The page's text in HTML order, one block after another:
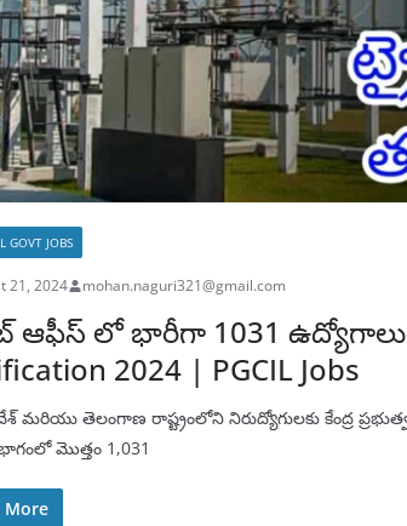
GOVT JOBS
21, 2024 mohan.naguri321@gmail.com
ఆఫీస్ లో భారీగా 1031 ఉద్యోగాలు
2024 | PGCIL Jobs
మరియు తెలంగాణ రాష్ట్రంలోని నిరుద్యోగులకు కేంద్ర
మొత్తం 1,031
More